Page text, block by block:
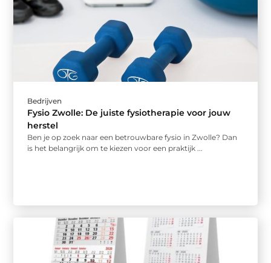
Bedrijven
Fysio Zwolle: De juiste fysiotherapie voor jouw
herstel
Ben je op zoek naar een betrouwbare fysio in Zwolle? Dan
is het belangrijk om te kiezen voor een praktijk ...